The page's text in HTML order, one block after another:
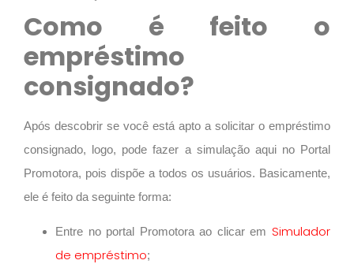
Como é feito o
empréstimo
consignado?
Após descobrir se você está apto a solicitar o empréstimo
consignado, logo, pode fazer a simulação aqui no Portal
Promotora, pois dispõe a todos os usuários. Basicamente,
ele é feito da seguinte forma:
Entre no portal Promotora ao clicar em Simulador
de empréstimo;